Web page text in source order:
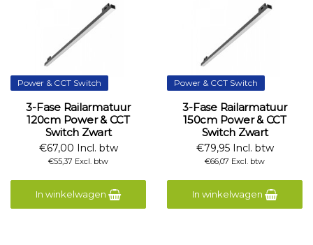
Power & CCT Switch
3-Fase Railarmatuur
120cm Power & CCT
Switch Zwart
€67,00 Incl. btw
€55,37 Excl. btw
In winkelwagen
Power & CCT Switch
3-Fase Railarmatuur
150cm Power & CCT
Switch Zwart
€79,95 Incl. btw
€66,07 Excl. btw
In winkelwagen